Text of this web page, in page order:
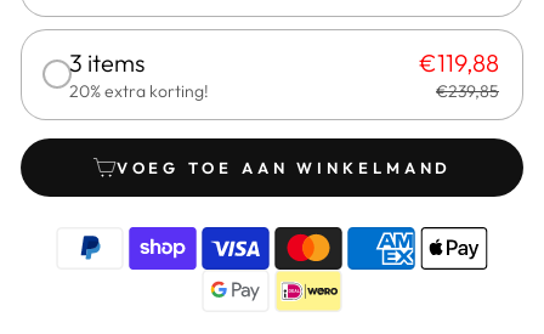
3 items
20% extra korting!
€119,88
€239,85
VOEG TOE AAN WINKELMAND